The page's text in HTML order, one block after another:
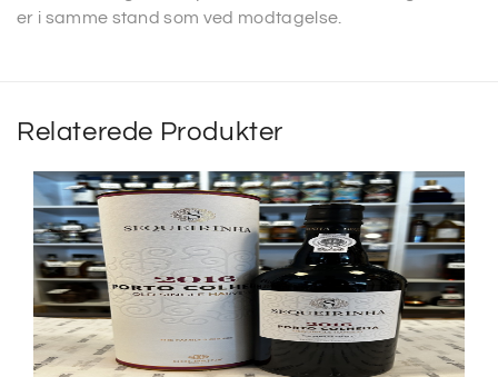
er i samme stand som ved modtagelse.
Relaterede Produkter